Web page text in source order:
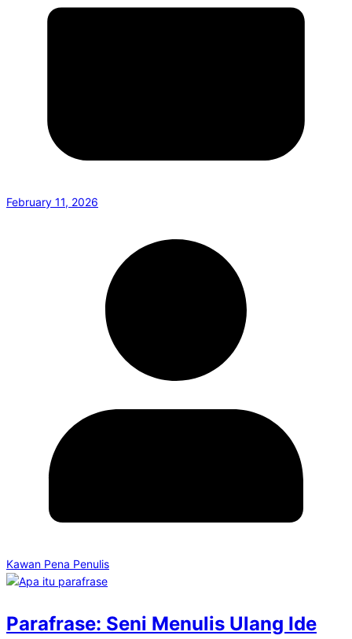
February 11, 2026
Kawan Pena Penulis
Parafrase: Seni Menulis Ulang Ide